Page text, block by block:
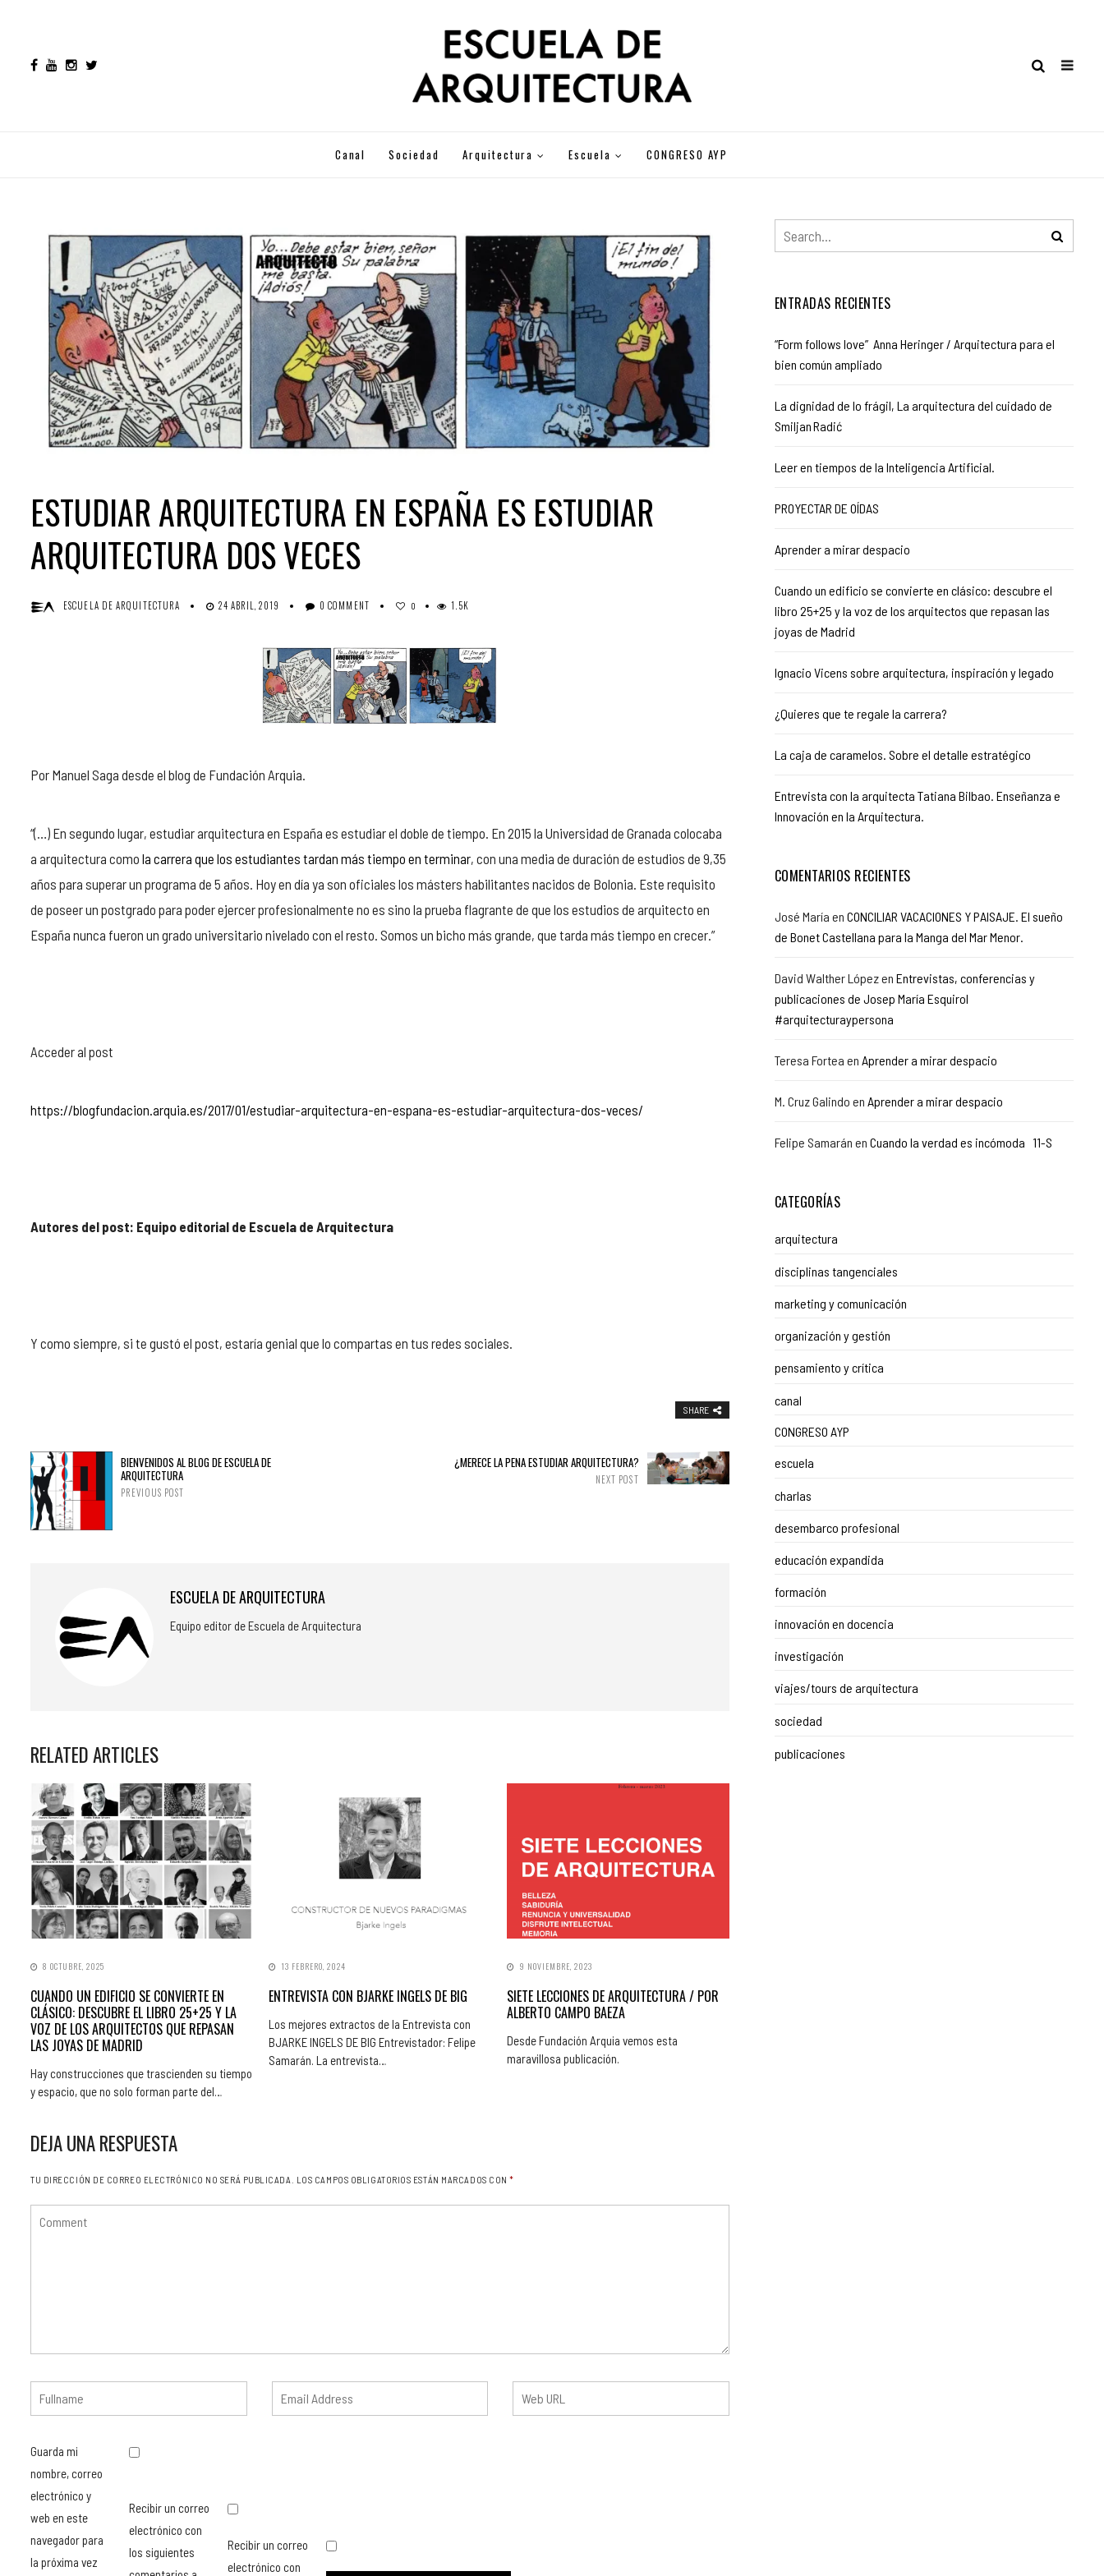
Canal Sociedad Arquitectura Escuela CONGRESO AYP
ESTUDIAR ARQUITECTURA EN ESPAÑA ES ESTUDIAR
ARQUITECTURA DOS VECES
ESCUELA DE ARQUITECTURA 24 ABRIL, 2019 0 COMMENT 0 1.5K
Por Manuel Saga desde el blog de Fundación Arquia.
“(…) En segundo lugar, estudiar arquitectura en España es estudiar el doble de tiempo. En 2015 la Universidad de Granada colocaba
a arquitectura como la carrera que los estudiantes tardan más tiempo en terminar, con una media de duración de estudios de 9,35
años para superar un programa de 5 años. Hoy en día ya son oficiales los másters habilitantes nacidos de Bolonia. Este requisito
de poseer un postgrado para poder ejercer profesionalmente no es sino la prueba flagrante de que los estudios de arquitecto en
España nunca fueron un grado universitario nivelado con el resto. Somos un bicho más grande, que tarda más tiempo en crecer.”
Acceder al post
https://blogfundacion.arquia.es/2017/01/estudiar-arquitectura-en-espana-es-estudiar-arquitectura-dos-veces/
Autores del post: Equipo editorial de Escuela de Arquitectura
Y como siempre, si te gustó el post, estaría genial que lo compartas en tus redes sociales.
SHARE
BIENVENIDOS AL BLOG DE ESCUELA DE
ARQUITECTURA
PREVIOUS POST
¿MERECE LA PENA ESTUDIAR ARQUITECTURA?
NEXT POST
ESCUELA DE ARQUITECTURA
Equipo editor de Escuela de Arquitectura
RELATED ARTICLES
8 OCTUBRE, 2025
CUANDO UN EDIFICIO SE CONVIERTE EN
CLÁSICO: DESCUBRE EL LIBRO 25+25 Y LA
VOZ DE LOS ARQUITECTOS QUE REPASAN
LAS JOYAS DE MADRID
Hay construcciones que trascienden su tiempo
y espacio, que no solo forman parte del…
13 FEBRERO, 2024
ENTREVISTA CON BJARKE INGELS DE BIG
Los mejores extractos de la Entrevista con
BJARKE INGELS DE BIG Entrevistador: Felipe
Samarán. La entrevista…
9 NOVIEMBRE, 2023
SIETE LECCIONES DE ARQUITECTURA / POR
ALBERTO CAMPO BAEZA
Desde Fundación Arquia vemos esta
maravillosa publicación.
DEJA UNA RESPUESTA
TU DIRECCIÓN DE CORREO ELECTRÓNICO NO SERÁ PUBLICADA. LOS CAMPOS OBLIGATORIOS ESTÁN MARCADOS CON*
Guarda mi
nombre, correo
electrónico y
web en este
navegador para
la próxima vez
Recibir un correo
electrónico con
los siguientes
Recibir un correo
electrónico con
ENTRADAS RECIENTES
“Form follows love” Anna Heringer / Arquitectura para el
bien común ampliado
La dignidad de lo frágil, La arquitectura del cuidado de
Smiljan Radić
Leer en tiempos de la Inteligencia Artificial.
PROYECTAR DE OÍDAS
Aprender a mirar despacio
Cuando un edificio se convierte en clásico: descubre el
libro 25+25 y la voz de los arquitectos que repasan las
joyas de Madrid
Ignacio Vicens sobre arquitectura, inspiración y legado
¿Quieres que te regale la carrera?
La caja de caramelos. Sobre el detalle estratégico
Entrevista con la arquitecta Tatiana Bilbao. Enseñanza e
Innovación en la Arquitectura.
COMENTARIOS RECIENTES
José María en CONCILIAR VACACIONES Y PAISAJE. El sueño
de Bonet Castellana para la Manga del Mar Menor.
David Walther Lópezen Entrevistas, conferencias y
publicaciones de Josep María Esquirol
#arquitecturaypersona
Teresa Fortea en Aprender a mirar despacio
M. Cruz Galindo en Aprender a mirar despacio
Felipe Samarán en Cuando la verdad es incómoda 11-S
CATEGORÍAS
arquitectura
disciplinas tangenciales
marketing y comunicación
organización y gestión
pensamiento y crítica
canal
CONGRESO AYP
escuela
charlas
desembarco profesional
educación expandida
formación
innovación en docencia
investigación
viajes/tours de arquitectura
sociedad
publicaciones